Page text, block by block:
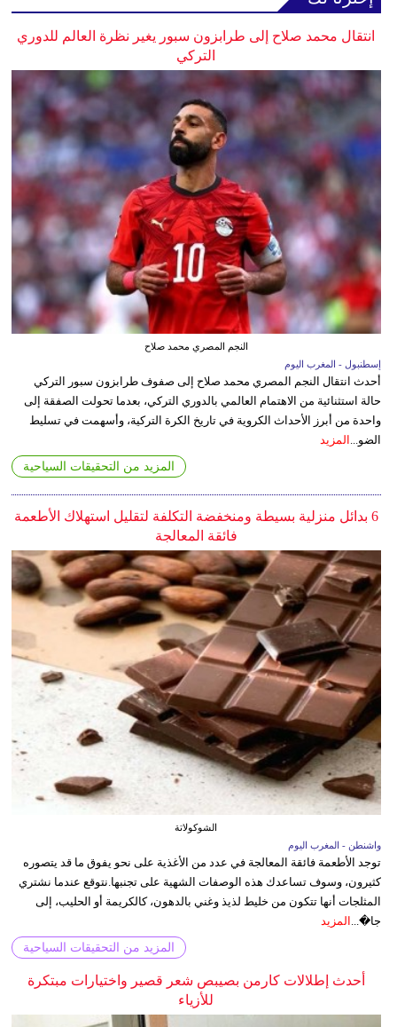
انتقال محمد صلاح إلى طرابزون سبور يغير نظرة العالم للدوري
التركي
النجم المصري محمد صلاح
إسطنبول - المغرب اليوم
أحدث انتقال النجم المصري محمد صلاح إلى صفوف طرابزون سبور التركي
حالة استثنائية من الاهتمام العالمي بالدوري التركي، بعدما تحولت الصفقة إلى
واحدة من أبرز الأحداث الكروية في تاريخ الكرة التركية، وأسهمت في تسليط
الضو... المزيد
المزيد من التحقيقات السياحية
6 بدائل منزلية بسيطة ومنخفضة التكلفة لتقليل استهلاك الأطعمة
فائقة المعالجة
الشوكولاتة
واشنطن - المغرب اليوم
توجد الأطعمة فائقة المعالجة في عدد من الأغذية على نحو يفوق ما قد يتصوره
كثيرون، وسوف تساعدك هذه الوصفات الشهية على تجنبها.نتوقع عندما نشتري
المثلجات أنها تتكون من خليط لذيذ وغني بالدهون، كالكريمة أو الحليب، إلى
جا�... المزيد
المزيد من التحقيقات السياحية
أحدث إطلالات كارمن بصيبص شعر قصير واختيارات مبتكرة
للأزياء